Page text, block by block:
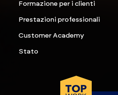
Formazione per i clienti
Prestazioni professionali
Customer Academy
Stato